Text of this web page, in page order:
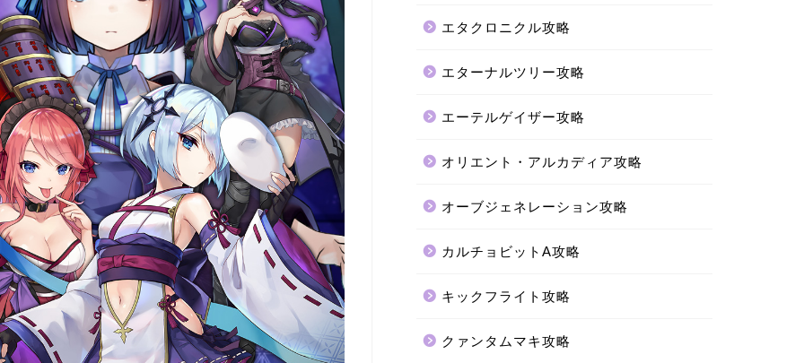
エタクロニクル攻略
エターナルツリー攻略
エーテルゲイザー攻略
オリエント・アルカディア攻略
オーブジェネレーション攻略
カルチョビットA攻略
キックフライト攻略
クァンタムマキ攻略